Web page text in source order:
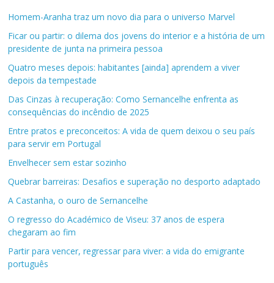
Homem-Aranha traz um novo dia para o universo Marvel
Ficar ou partir: o dilema dos jovens do interior e a história de um
presidente de junta na primeira pessoa
Quatro meses depois: habitantes [ainda] aprendem a viver
depois da tempestade
Das Cinzas à recuperação: Como Sernancelhe enfrenta as
consequências do incêndio de 2025
Entre pratos e preconceitos: A vida de quem deixou o seu país
para servir em Portugal
Envelhecer sem estar sozinho
Quebrar barreiras: Desafios e superação no desporto adaptado
A Castanha, o ouro de Sernancelhe
O regresso do Académico de Viseu: 37 anos de espera
chegaram ao fim
Partir para vencer, regressar para viver: a vida do emigrante
português